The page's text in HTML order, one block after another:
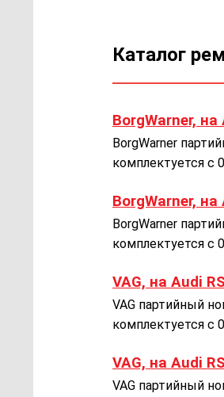
Каталог
BorgWarner, на
BorgWarner
комплектуется с
BorgWarner, на
BorgWarner
комплектуется с
VAG, на Audi
VAG партийный
комплектуется с
VAG, на Audi
VAG партийный